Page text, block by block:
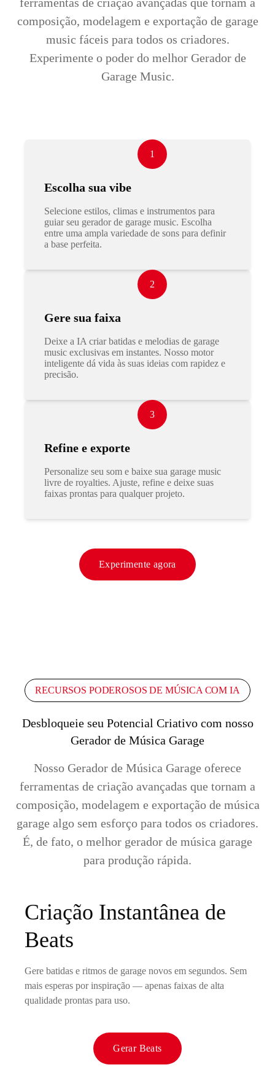
composição, modelagem e exportação de garage
music fáceis para todos os criadores.
Experimente o poder do melhor Gerador de
Garage Music.
1
Escolha sua vibe
Selecione estilos, climas e instrumentos para
guiar seu gerador de garage music. Escolha
entre uma ampla variedade de sons para definir
a base perfeita.
2
Gere sua faixa
Deixe a IA criar batidas e melodias de garage
music exclusivas em instantes. Nosso motor
inteligente dá vida às suas ideias com rapidez e
precisão.
3
Refine e exporte
Personalize seu som e baixe sua garage music
livre de royalties. Ajuste, refine e deixe suas
faixas prontas para qualquer projeto.
Experimente agora
RECURSOS PODEROSOS DE MÚSICA COM IA
Desbloqueie seu Potencial Criativo com nosso
Gerador de Música Garage
Nosso Gerador de Música Garage oferece
ferramentas de criação avançadas que tornam a
composição, modelagem e exportação de música
garage algo sem esforço para todos os criadores.
É, de fato, o melhor gerador de música garage
para produção rápida.
Criação Instantânea de
Beats
Gere batidas e ritmos de garage novos em segundos. Sem
mais esperas por inspiração — apenas faixas de alta
qualidade prontas para uso.
Gerar Beats